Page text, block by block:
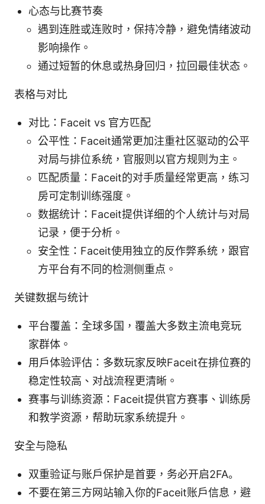
心态与比赛节奏
遇到连胜或连败时，保持冷静，避免情绪波动
影响操作。
通过短暂的休息或热身回归，拉回最佳状态。
表格与对比
对比：Faceit vs 官方匹配
公平性：Faceit通常更加注重社区驱动的公平
对局与排位系统，官服则以官方规则为主。
匹配质量：Faceit的对手质量经常更高，练习
房可定制训练强度。
数据统计：Faceit提供详细的个人统计与对局
记录，便于分析。
安全性：Faceit使用独立的反作弊系统，跟官
方平台有不同的检测侧重点。
关键数据与统计
平台覆盖：全球多国，覆盖大多数主流电竞玩
家群体。
用户体验评估：多数玩家反映Faceit在排位赛的
稳定性较高、对战流程更清晰。
赛事与训练资源：Faceit提供官方赛事、训练房
和教学资源，帮助玩家系统提升。
安全与隐私
双重验证与账户保护是首要，务必开启2FA。
不要在第三方网站输入你的Faceit账户信息，避